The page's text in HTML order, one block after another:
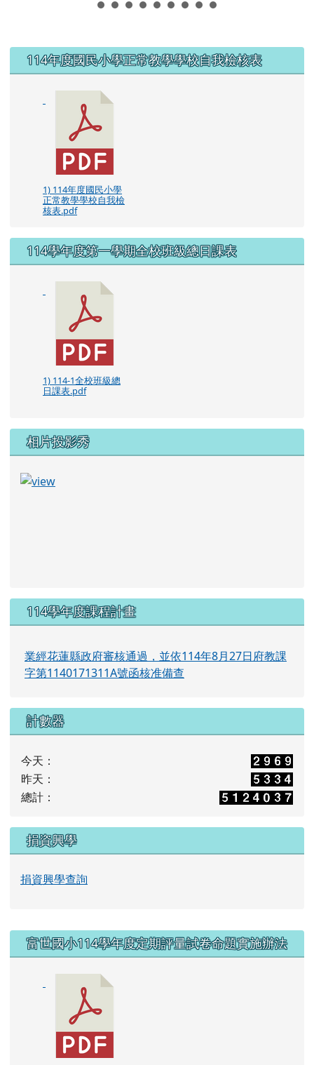
左邊區域內容
114年度國民小學正常教學學校自我檢核表
1) 114年度國民小學
正常教學學校自我檢
核表.pdf
114學年度第一學期全校班級總日課表
1) 114-1全校班級總
日課表.pdf
相片投影秀
114學年度課程計畫
業經花蓮縣政府審核通過，並依114年8月27日府教課
字第1140171311A號函核准備查
計數器
今天：
昨天：
總計：
捐資興學
捐資興學查詢
右邊區域內容
富世國小114學年度定期評量試卷命題實施辦法